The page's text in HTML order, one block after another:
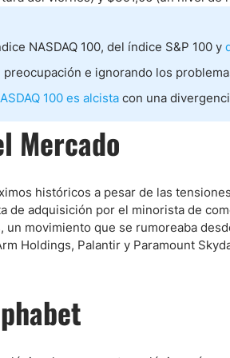
(MELI)
NASDAQ 100, del índice S&P 100 y
e ignorando los
100 es alcista con una
Mercado
históricos a pesar de las
de adquisición por el minorista de
movimiento que se rumoreaba
Holdings, Palantir y Paramount